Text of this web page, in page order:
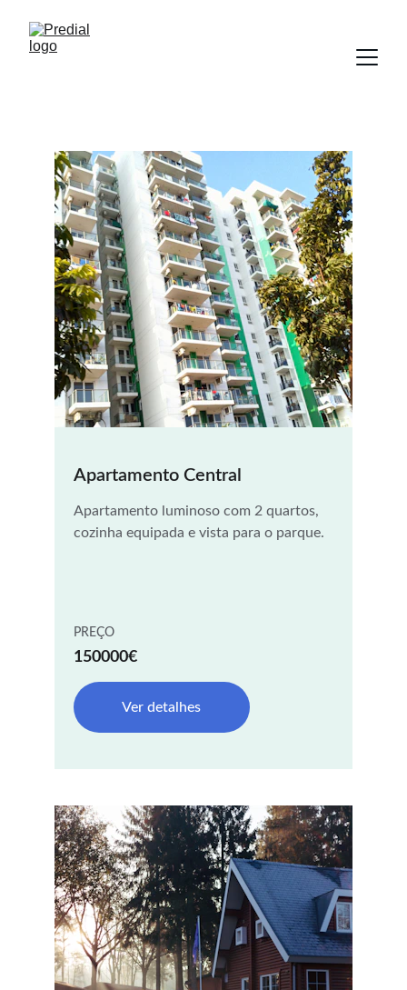
Apartamento Central
Apartamento luminoso com 2 quartos,
cozinha equipada e vista para o parque.
150000€
Ver detalhes
PREÇO